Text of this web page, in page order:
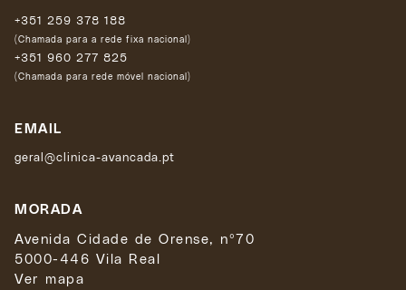
+351 259 378 188
(Chamada para a rede fixa nacional)
+351 960 277 825
(Chamada para rede móvel nacional)
EMAIL
geral@clinica-avancada.pt
MORADA
Avenida Cidade de Orense, nº70
5000-446 Vila Real
Ver mapa